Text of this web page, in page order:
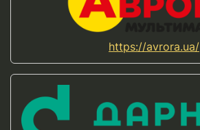
https://avrora.ua/